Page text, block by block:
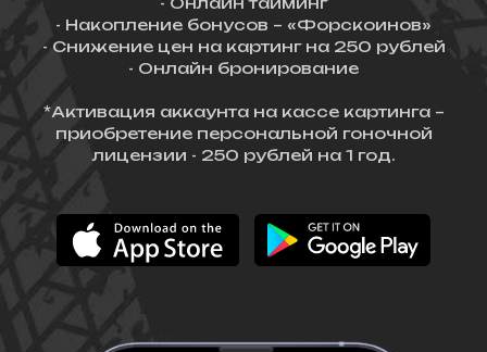
- Накопление бонусов – «Форскоинов»
- Снижение цен на картинг на 250 рублей
- Онлайн бронирование
*Активация аккаунта на кассе картинга –
приобретение персональной гоночной
лицензии - 250 рублей на 1 год.